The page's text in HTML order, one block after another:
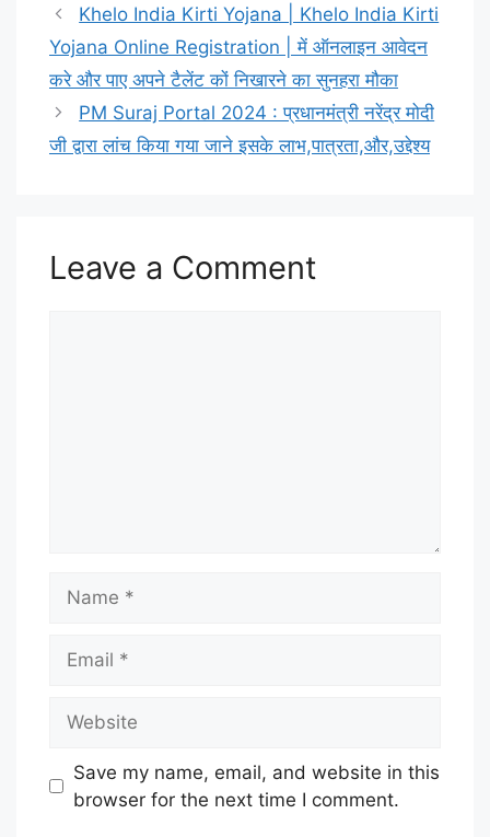
Khelo India Kirti Yojana | Khelo India Kirti
Yojana Online Registration | में ऑनलाइन आवेदन
करे और पाए अपने टैलेंट कों निखारने का सुनहरा मौका
PM Suraj Portal 2024 : प्रधानमंत्री नरेंद्र मोदी
जी द्वारा लांच किया गया जाने इसके लाभ,पात्रता,और,उद्देश्य
Leave a Comment
Save my name, email, and website in this
browser for the next time I comment.